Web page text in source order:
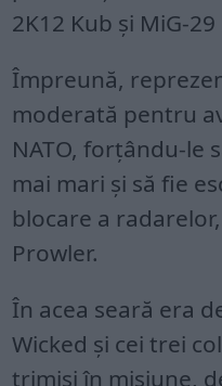
2K12 Kub și MiG-
Împreună,
moderată pentru
NATO, forțându-le
mai mari și să fie
blocare a
Prowler.
În acea seară era
Wicked și cei trei
trimiși în misiune,